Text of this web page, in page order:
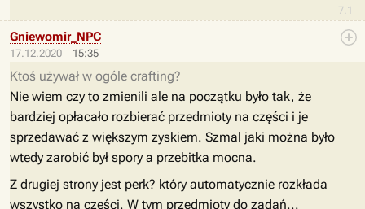
7.1
17.12.2020 15:35
Gniewomir_NPC
Ktoś używał w ogóle crafting?
Nie wiem czy to zmienili ale na początku było tak, że
bardziej opłacało rozbierać przedmioty na części i je
sprzedawać z większym zyskiem. Szmal jaki można było
wtedy zarobić był spory a przebitka mocna.
Z drugiej strony jest perk? który automatycznie rozkłada
wszystko na części. W tym przedmioty do zadań...